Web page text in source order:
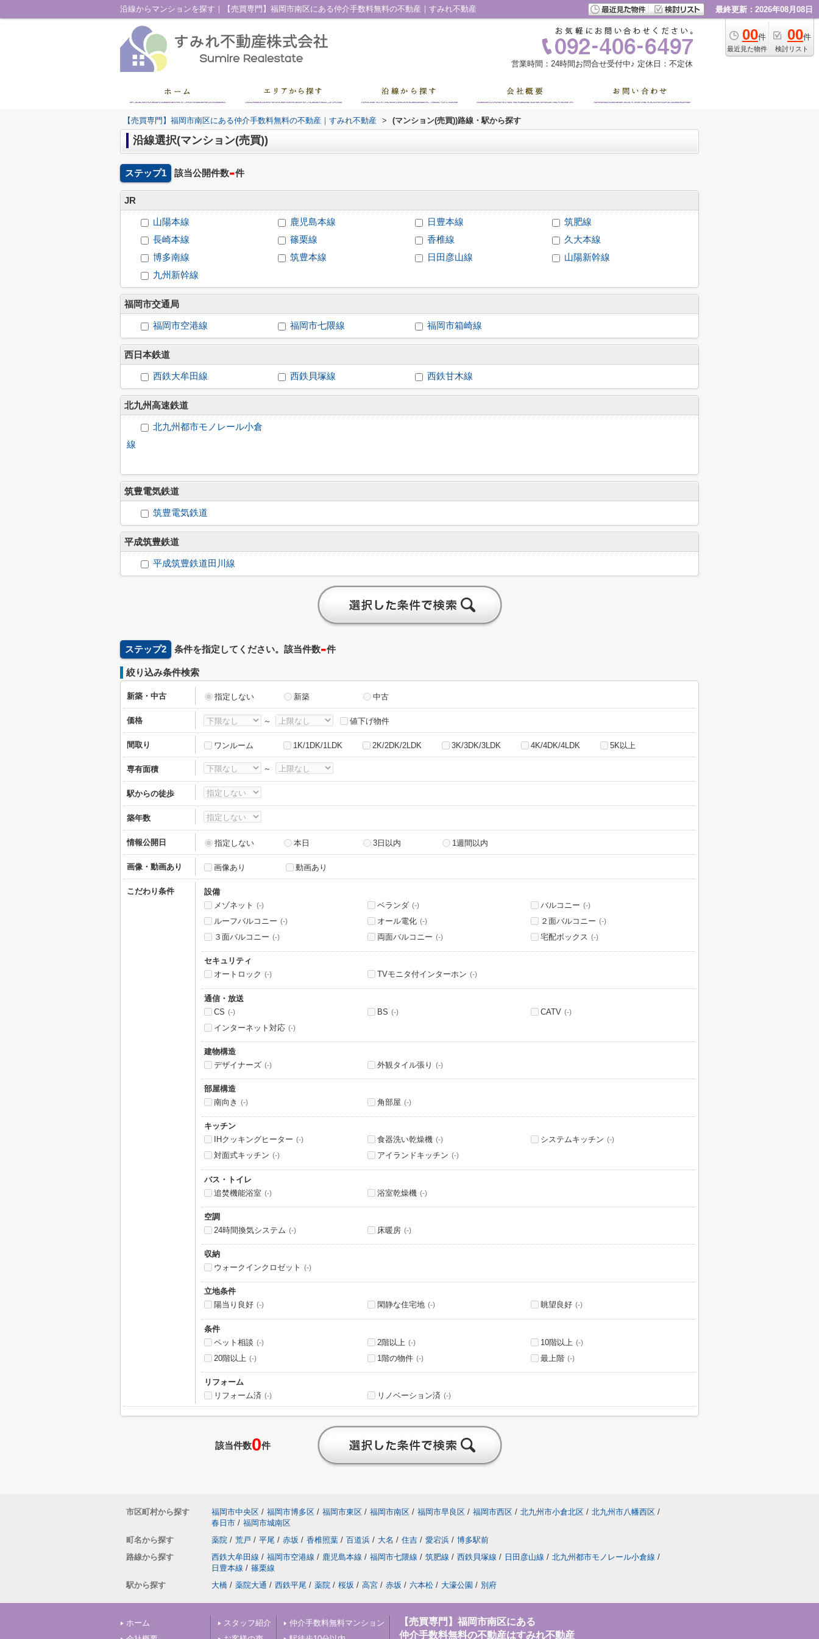
沿線からマンションを探す｜【売買専門】福岡市南区にある仲介手数料無料の不動産｜すみれ不動産 最終更新：2026年08月08日
00件
最近見た物件
00件
検討リスト
営業時間：24時間お問合せ受付中♪ 定休日：不定休
【売買専門】福岡市南区にある仲介手数料無料の不動産｜すみれ不動産 > (マンション(売買))路線・駅から探す
沿線選択(マンション(売買))
ステップ1 該当公開件数-件
JR
山陽本線 鹿児島本線 日豊本線
筑肥線
長崎本線
篠栗線 香椎線
久大本線
博多南線
筑豊本線 日田彦山線
山陽新幹線
九州新幹線
福岡市交通局
福岡市空港線 福岡市七隈線 福岡市箱崎線
西日本鉄道
西鉄大牟田線 西鉄貝塚線 西鉄甘木線
北九州高速鉄道
北九州都市モノレール小倉
線
筑豊電気鉄道
筑豊電気鉄道
平成筑豊鉄道
平成筑豊鉄道田川線
ステップ2 条件を指定してください。該当件数-件
絞り込み条件検索
新築・中古 指定しない 新築 中古
価格 ～ 値下げ物件
間取り ワンルーム 1K/1DK/1LDK 2K/2DK/2LDK 3K/3DK/3LDK 4K/4DK/4LDK 5K以上
専有面積 ～
駅からの徒歩
築年数
情報公開日 指定しない 本日 3日以内 1週間以内
画像・動画あり 画像あり 動画あり
こだわり条件
設備
メゾネット
(-) ベランダ (-) バルコニー (-)
ルーフバルコニー (-) オール電化 (-) ２面バルコニー (-)
３面バルコニー (-) 両面バルコニー (-) 宅配ボックス (-)
セキュリティ
オートロック (-) TVモニタ付インターホン (-)
通信・放送
CS (-) BS (-) CATV (-)
インターネット対応 (-)
建物構造
デザイナーズ (-) 外観タイル張り (-)
部屋構造
南向き
(-) 角部屋 (-)
キッチン
IHクッキングヒーター (-) 食器洗い乾燥機 (-) システムキッチン (-)
対面式キッチン (-) アイランドキッチン (-)
バス・トイレ
追焚機能浴室 (-) 浴室乾燥機 (-)
空調
24時間換気システム (-) 床暖房 (-)
収納
ウォークインクロゼット
(-)
立地条件
陽当り良好 (-) 閑静な住宅地 (-) 眺望良好 (-)
条件
ペット相談 (-) 2階以上 (-) 10階以上 (-)
20階以上 (-) 1階の物件 (-) 最上階 (-)
リフォーム
リフォーム済 (-) リノベーション済 (-)
該当件数0件
市区町村から探す 福岡市中央区 / 福岡市博多区 / 福岡市東区 / 福岡市南区 / 福岡市早良区 / 福岡市西区 / 北九州市小倉北区 / 北九州市八幡西区 /
春日市 / 福岡市城南区
町名から探す
薬院 / 荒戸 / 平尾 / 赤坂 / 香椎照葉 / 百道浜 / 大名 / 住吉 / 愛宕浜 / 博多駅前
路線から探す
西鉄大牟田線 / 福岡市空港線 / 鹿児島本線 / 福岡市七隈線 / 筑肥線 / 西鉄貝塚線 / 日田彦山線 / 北九州都市モノレール小倉線 /
日豊本線 / 篠栗線
駅から探す
大橋 / 薬院大通 / 西鉄平尾 / 薬院 / 桜坂 / 高宮 / 赤坂 / 六本松 / 大濠公園 / 別府
ホーム
スタッフ紹介
仲介手数料無料マンション
【売買専門】福岡市南区にある
仲介手数料無料の不動産はすみれ不動産